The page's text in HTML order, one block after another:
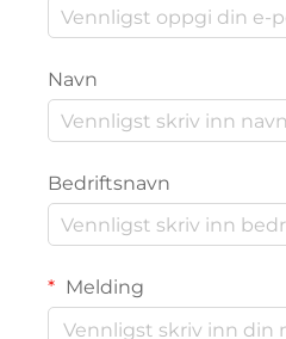
Navn
Bedriftsnavn
Melding